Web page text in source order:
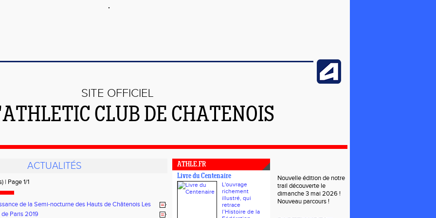
SITE OFFICIEL
CLUB DE CHATENOIS
ACTUALITÉS
| Page 1/1
de la Semi-nocturne des Hauts de Châtenois Les
Paris 2019
ATHLE.FR
Livre du Centenaire
L'ouvrage
richement
illustré, qui
retrace
l’Histoire de la
Nouvelle édition de notre
trail découverte le
dimanche 3 mai 2026 !
Nouveau parcours !